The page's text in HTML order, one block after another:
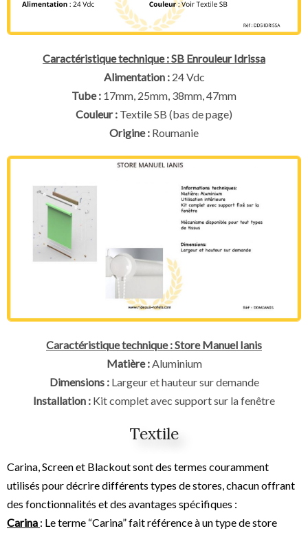
Caractéristique technique : SB Enrouleur Idrissa
Alimentation : 24 Vdc
Tube : 17mm, 25mm, 38mm, 47mm
Couleur : Textile SB (bas de page)
Origine : Roumanie
Caractéristique technique : Store Manuel Ianis
Matière :Aluminium
Dimensions : Largeur et hauteur sur demande
Installation : Kit complet avec support sur la fenêtre
Textile
Carina, Screen et Blackout sont des termes couramment
utilisés pour décrire différents types de stores, chacun offrant
des fonctionnalités et des avantages spécifiques :
Carina : Le terme “Carina” fait référence à un type de store